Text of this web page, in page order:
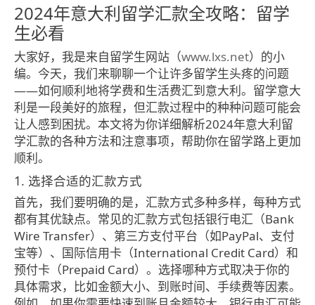
2024年意大利留学汇款全攻略：留学
生必看
大家好，我是来自留学生网站（www.lxs.net）的小
编。今天，我们来聊聊一个让许多留学生头疼的问题
——如何顺利地将学费和生活费汇到意大利。留学意大
利是一段美好的旅程，但汇款过程中的种种问题可能会
让人感到困扰。本文将为你详细解析2024年意大利留
学汇款的各种方法和注意事项，帮助你在留学路上更加
顺利。
1. 选择合适的汇款方式
首先，我们要明确的是，汇款方式多种多样，每种方式
都有其优缺点。常见的汇款方式包括银行电汇（Bank
Wire Transfer）、第三方支付平台（如PayPal、支付
宝等）、国际信用卡（International Credit Card）和
预付卡（Prepaid Card）。选择哪种方式取决于你的
具体需求，比如金额大小、到账时间、手续费等因素。